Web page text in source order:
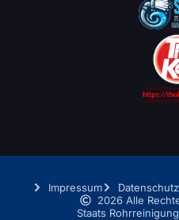
Impressum
2026 Alle
Staats